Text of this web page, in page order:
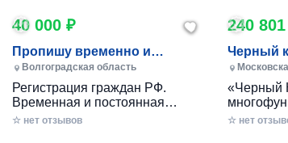
40 000 ₽
Пропишу временно и
постоянно в Волжском
Волгоградская область
Регистрация граждан РФ.
Временная и постоянная
официально через мфц.
☆ нет отзывов
240
Черный
«Черный
колесный
☆ нет